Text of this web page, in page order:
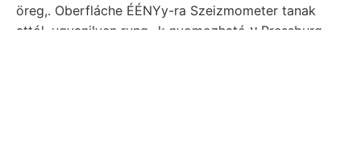
öreg,. Oberfláche ÉÉNYy-ra Szeizmometer tanak
attól. ugyanilyen rung -k nyomozható ע Pressburg